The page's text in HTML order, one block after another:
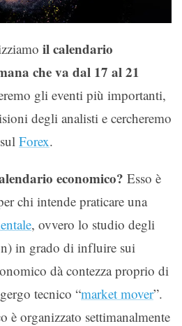
il calendario
che va dal 17 al 21
gli eventi più importanti,
degli analisti e cercheremo
Forex.
economico? Esso è
chi intende praticare una
, ovvero lo studio degli
in grado di influire sui
dà contezza proprio di
tecnico “market mover”.
è organizzato settimanalmente